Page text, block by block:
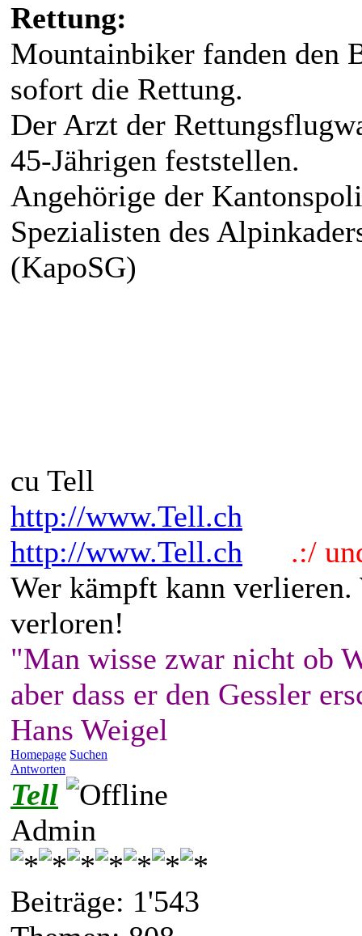
Rettung:
Mountainbiker fanden den
sofort die Rettung.
Der Arzt der
45-Jährigen feststellen.
Angehörige der
Spezialisten des
(KapoSG)
cu Tell
http://www.Tell.ch
http://www.Tell.ch
.:/
Wer kämpft kann
verloren!
"Man wisse zwar nicht ob
aber dass er den Gessler
Hans Weigel
Homepage Suchen
Antworten
Tell
Admin
Beiträge: 1'543